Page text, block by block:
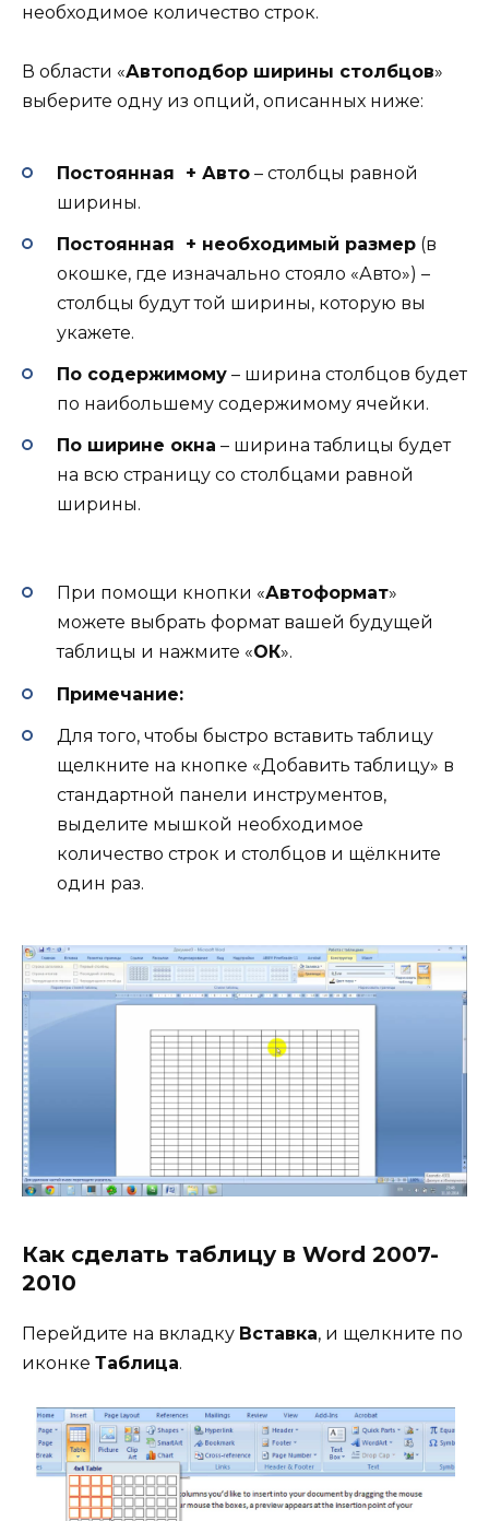
необходимое количество строк.
В области «Автоподбор ширины столбцов»
выберите одну из опций, описанных ниже:
Постоянная + Авто – столбцы равной
ширины.
Постоянная + необходимый размер (в
окошке, где изначально стояло «Авто») –
столбцы будут той ширины, которую вы
укажете.
По содержимому – ширина столбцов будет
по наибольшему содержимому ячейки.
По ширине окна – ширина таблицы будет
на всю страницу со столбцами равной
ширины.
При помощи кнопки «Автоформат»
можете выбрать формат вашей будущей
таблицы и нажмите «ОК».
Примечание:
Для того, чтобы быстро вставить таблицу
щелкните на кнопке «Добавить таблицу» в
стандартной панели инструментов,
выделите мышкой необходимое
количество строк и столбцов и щёлкните
один раз.
Как сделать таблицу в Word 2007-
2010
Перейдите на вкладку Вставка, и щелкните по
иконке Таблица.